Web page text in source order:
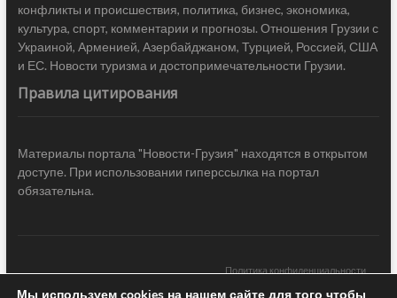
конфликты и происшествия, политика, бизнес, экономика,
культура, спорт, комментарии и прогнозы. Отношения Грузии с
Украиной, Арменией, Азербайджаном, Турцией, Россией, США
и ЕС. Новости туризма и достопримечательности Грузии.
Правила цитирования
Материалы портала "Новости-Грузия" находятся в открытом
доступе. При использовании гиперссылка на портал
обязательна.
Политика конфиденциальности